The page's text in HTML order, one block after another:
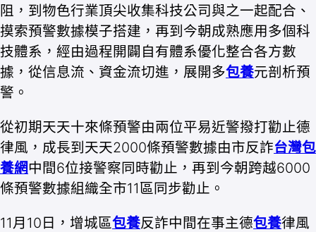
阻，到物色行業頂尖收集科技公司與之一起配合、
摸索預警數據模子搭建，再到今朝成熟應用多個科
技體系，經由過程開闢自有體系優化整合各方數
據，從信息流、資金流切進，展開多包養元剖析預
警。
從初期天天十來條預警由兩位平易近警撥打勸止德
律風，成長到天天2000條預警數據由市反詐台灣包
養網中間6位接警察同時勸止，再到今朝跨越6000
條預警數據組織全市11區同步勸止。
11月10日，增城區包養反詐中間在事主德包養律風